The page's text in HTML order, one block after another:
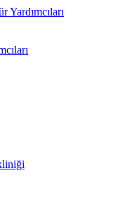
Yardımcıları